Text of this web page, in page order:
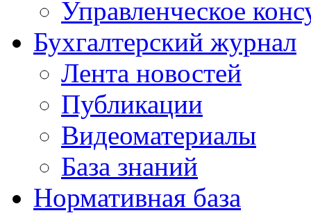
Управленческое
Бухгалтерский журнал
Лента новостей
Публикации
Видеоматериалы
База знаний
Нормативная база